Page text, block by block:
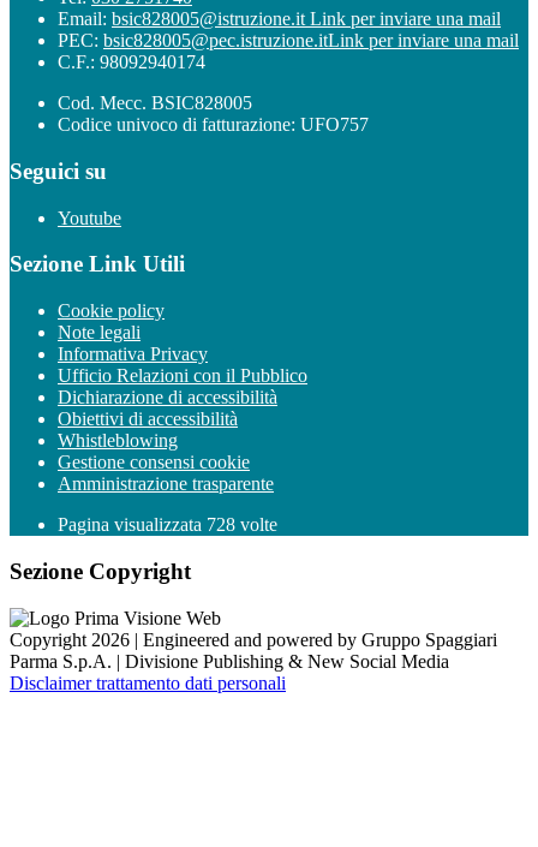
Email: bsic828005@istruzione.it Link per inviare una mail
PEC: bsic828005@pec.istruzione.itLink per inviare una mail
C.F.: 98092940174
Cod. Mecc. BSIC828005
Codice univoco di fatturazione: UFO757
Seguici su
Youtube
Sezione Link Utili
Cookie policy
Note legali
Informativa Privacy
Ufficio Relazioni con il Pubblico
Dichiarazione di accessibilità
Obiettivi di accessibilità
Whistleblowing
Gestione consensi cookie
Amministrazione trasparente
Pagina visualizzata 728 volte
Sezione Copyright
Copyright 2026 | Engineered and powered by Gruppo Spaggiari
Parma S.p.A. | Divisione Publishing & New Social Media
Disclaimer trattamento dati personali